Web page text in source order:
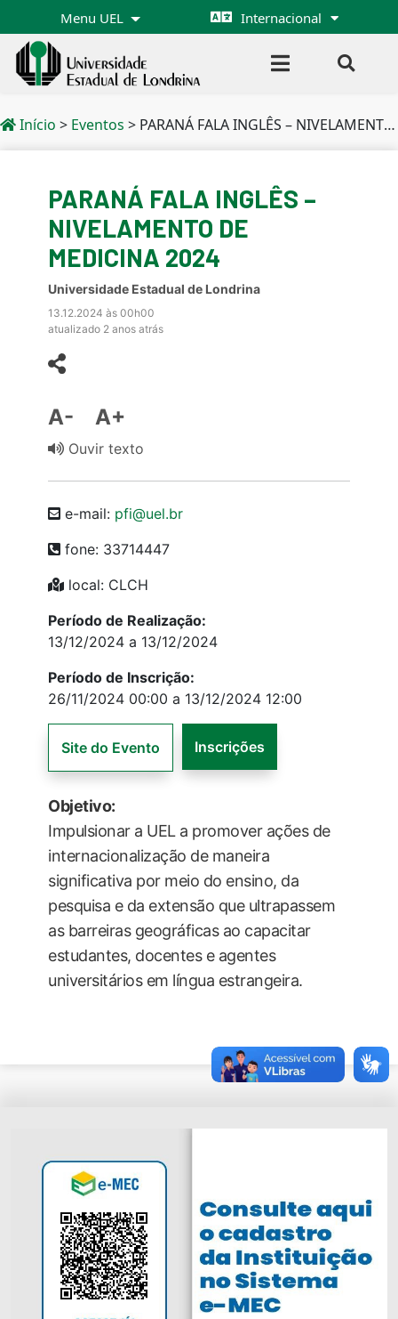
Menu UEL Internacional
Início > Eventos > PARANÁ FALA INGLÊS – NIVELAMENTO DE MEDICINA 2024
PARANÁ FALA INGLÊS –
NIVELAMENTO DE
MEDICINA 2024
Universidade Estadual de Londrina
13.12.2024 às 00h00
atualizado 2 anos atrás
A- A+
Ouvir texto
e-mail: pfi@uel.br
fone: 33714447
local: CLCH
Período de Realização:
13/12/2024 a 13/12/2024
Período de Inscrição:
26/11/2024 00:00 a 13/12/2024 12:00
Site do Evento Inscrições
Objetivo:
Impulsionar a UEL a promover ações de
internacionalização de maneira
significativa por meio do ensino, da
pesquisa e da extensão que ultrapassem
as barreiras geográficas ao capacitar
estudantes, docentes e agentes
universitários em língua estrangeira.